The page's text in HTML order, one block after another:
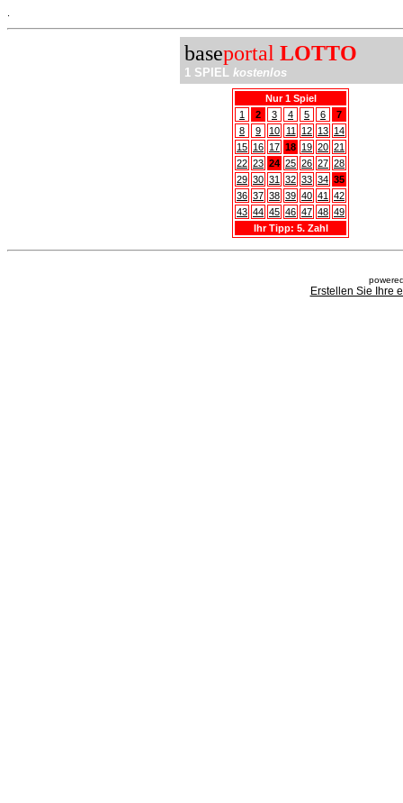
baseportal LOTTO
1 SPIEL kostenlos
Nur 1 Spiel
1
2 3 4 5 6
7
8
9 10 11 12 13 14
15 16 17 18 19 20 21
22 23 24 25 26 27 28
29 30 31 32 33 34 35
36 37 38 39 40 41
42
43 44 45 46 47 48 49
Ihr Tipp: 5. Zahl
Erstellen Sie Ihre